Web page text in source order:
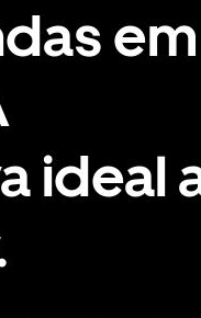
em
ideal